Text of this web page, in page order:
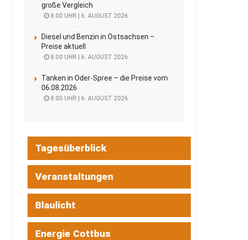
große Vergleich
8:00 UHR | 6. AUGUST 2026
Diesel und Benzin in Ostsachsen –
Preise aktuell
8:00 UHR | 6. AUGUST 2026
Tanken in Oder-Spree – die Preise vom
06.08.2026
8:00 UHR | 6. AUGUST 2026
Tagesüberblick
Veranstaltungen
Blaulicht
Energie Cottbus